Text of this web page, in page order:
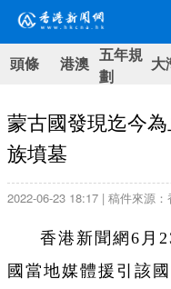
頭條 港澳 五年規
劃
大
蒙古國發現迄今
族墳墓
2022-06-23 18:17 | 稿件來源
香港新聞網6月
國當地媒體援引該